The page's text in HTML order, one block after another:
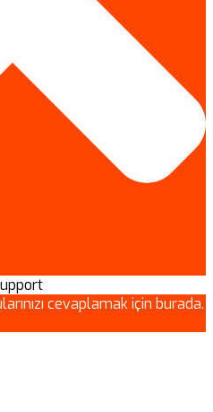
cevaplamak için burada.